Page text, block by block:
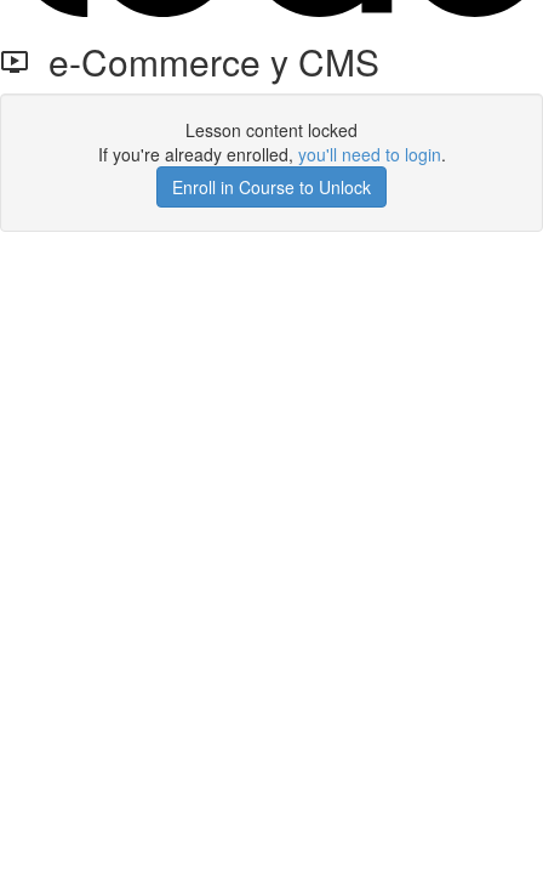
e-Commerce y CMS
Lesson content locked
If you're already enrolled, you'll need to login.
Enroll in Course to Unlock